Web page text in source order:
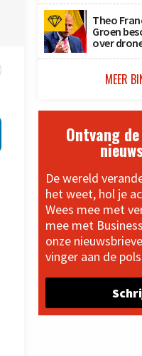
Theo
Groen
over
MEER
Ontvang
De wereld
het weet, hol je
Wees mee met
mee met
onze
vinger aan de